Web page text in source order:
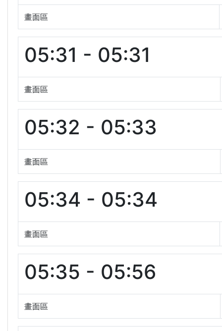
畫面區
05:31 - 05:31
畫面區
05:32 - 05:33
畫面區
05:34 - 05:34
畫面區
05:35 - 05:56
畫面區